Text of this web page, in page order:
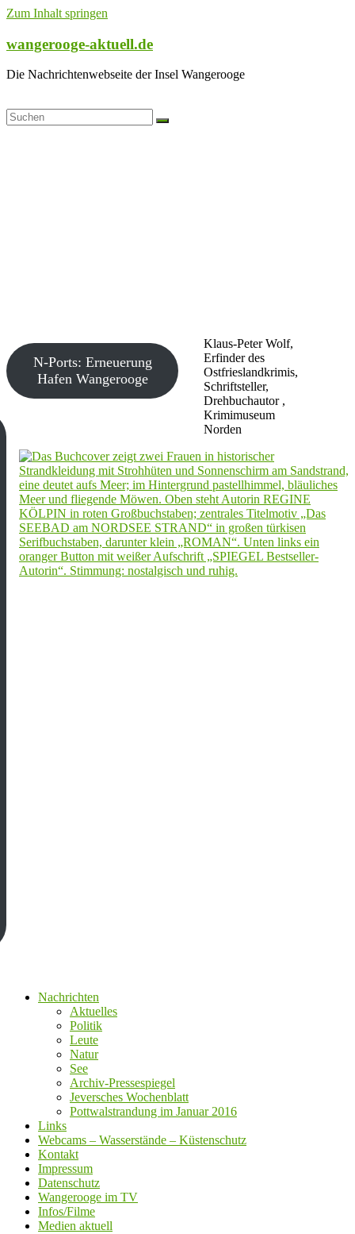
Zum Inhalt springen
wangerooge-aktuell.de
Die Nachrichtenwebseite der Insel Wangerooge
Klaus-Peter Wolf,
Erfinder des
Ostfrieslandkrimis,
Schriftsteller,
Drehbuchautor ,
Krimimuseum
Norden
N-Ports: Erneuerung
Hafen Wangerooge
Nachrichten
Aktuelles
Politik
Leute
Natur
See
Archiv-Pressespiegel
Jeversches Wochenblatt
Pottwalstrandung im Januar 2016
Links
Webcams – Wasserstände – Küstenschutz
Kontakt
Impressum
Datenschutz
Wangerooge im TV
Infos/Filme
Medien aktuell